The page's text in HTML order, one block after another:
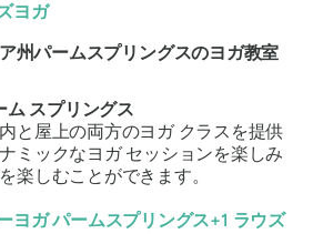
ヨガ
州パームスプリングスのヨガ教室
ム スプリングス
と屋上の両方のヨガ クラスを提供
ミックなヨガ セッションを楽しみ
楽しむことができます。
ヨガ パームスプリングス+1 ラウズ